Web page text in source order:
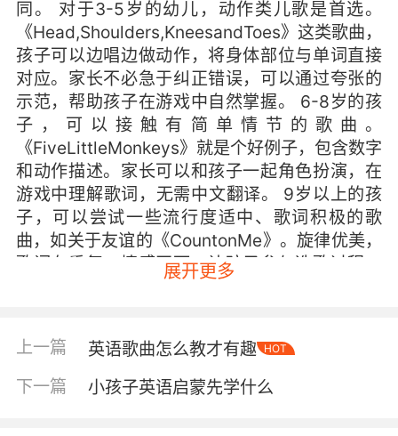
同。 对于3-5岁的幼儿，动作类儿歌是首选。
《Head,Shoulders,KneesandToes》这类歌曲，
孩子可以边唱边做动作，将身体部位与单词直接
对应。家长不必急于纠正错误，可以通过夸张的
示范，帮助孩子在游戏中自然掌握。 6-8岁的孩
子，可以接触有简单情节的歌曲。
《FiveLittleMonkeys》就是个好例子，包含数字
和动作描述。家长可以和孩子一起角色扮演，在
游戏中理解歌词，无需中文翻译。 9岁以上的孩
子，可以尝试一些流行度适中、歌词积极的歌
曲，如关于友谊的《CountonMe》。旋律优美，
歌词有重复，情感正面。让孩子参与选歌过程，
他们的学习动力会更强。 教学三部曲：听、玩、
入。 第一步是“浸泡式听”。将选好的歌曲作为背
景音乐，在孩子吃饭、玩耍时播放。不必要求跟
唱或询问意思，目的是让孩子熟悉旋律与语音
流。建议每天设定15-20分钟的固定“英文歌时
展开更多
上一篇 英语歌曲怎么教才有趣 HOT
下一篇 小孩子英语启蒙先学什么